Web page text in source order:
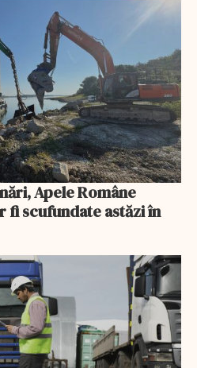
Apele Române
fi scufundate astăzi în